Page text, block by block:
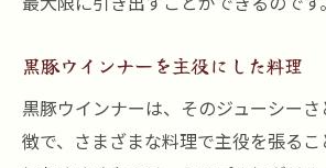
黒豚ウインナーを主役にした料理
黒豚ウインナーは、そのジューシー
徴で、さまざまな料理で主役を張る